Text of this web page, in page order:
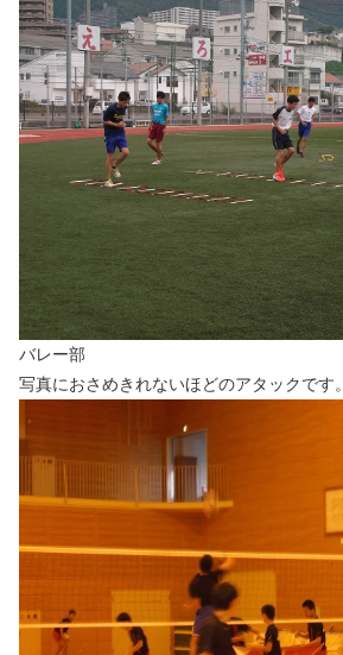
バレー部
写真におさめきれないほどのアタックです。